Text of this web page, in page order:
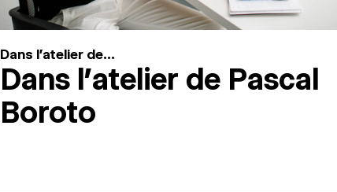
Dans l'atelier de...
Dans l’atelier de Pascal
Boroto